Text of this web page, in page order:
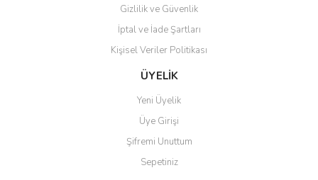
Gizlilik ve Güvenlik
İptal ve İade Şartları
Kişisel Veriler Politikası
ÜYELİK
Yeni Üyelik
Üye Girişi
Şifremi Unuttum
Sepetiniz